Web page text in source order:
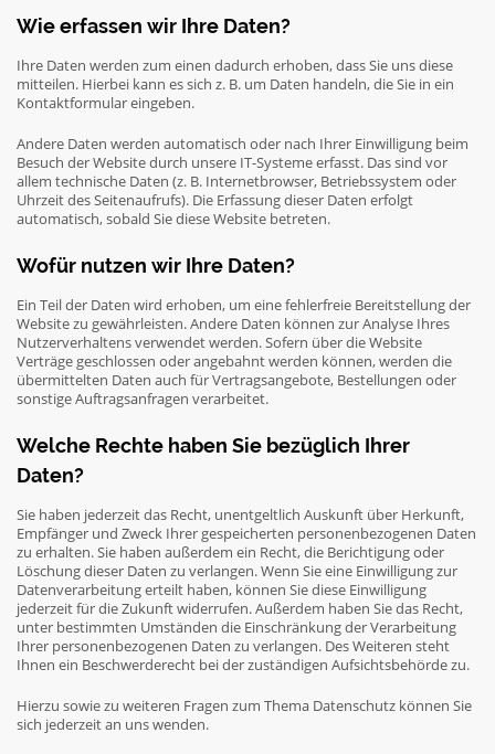
Wie erfassen wir Ihre Daten?
Ihre Daten werden zum einen dadurch erhoben, dass Sie uns diese
mitteilen. Hierbei kann es sich z. B. um Daten handeln, die Sie in ein
Kontaktformular eingeben.
Andere Daten werden automatisch oder nach Ihrer Einwilligung beim
Besuch der Website durch unsere IT-Systeme erfasst. Das sind vor
allem technische Daten (z. B. Internetbrowser, Betriebssystem oder
Uhrzeit des Seitenaufrufs). Die Erfassung dieser Daten erfolgt
automatisch, sobald Sie diese Website betreten.
Wofür nutzen wir Ihre Daten?
Ein Teil der Daten wird erhoben, um eine fehlerfreie Bereitstellung der
Website zu gewährleisten. Andere Daten können zur Analyse Ihres
Nutzerverhaltens verwendet werden. Sofern über die Website
Verträge geschlossen oder angebahnt werden können, werden die
übermittelten Daten auch für Vertragsangebote, Bestellungen oder
sonstige Auftragsanfragen verarbeitet.
Welche Rechte haben Sie bezüglich Ihrer
Daten?
Sie haben jederzeit das Recht, unentgeltlich Auskunft über Herkunft,
Empfänger und Zweck Ihrer gespeicherten personenbezogenen Daten
zu erhalten. Sie haben außerdem ein Recht, die Berichtigung oder
Löschung dieser Daten zu verlangen. Wenn Sie eine Einwilligung zur
Datenverarbeitung erteilt haben, können Sie diese Einwilligung
jederzeit für die Zukunft widerrufen. Außerdem haben Sie das Recht,
unter bestimmten Umständen die Einschränkung der Verarbeitung
Ihrer personenbezogenen Daten zu verlangen. Des Weiteren steht
Ihnen ein Beschwerderecht bei der zuständigen Aufsichtsbehörde zu.
Hierzu sowie zu weiteren Fragen zum Thema Datenschutz können Sie
sich jederzeit an uns wenden.